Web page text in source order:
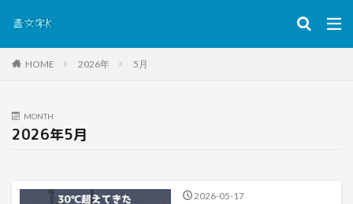
HOME 2026年 5月
MONTH
2026年5月
2026-05-17